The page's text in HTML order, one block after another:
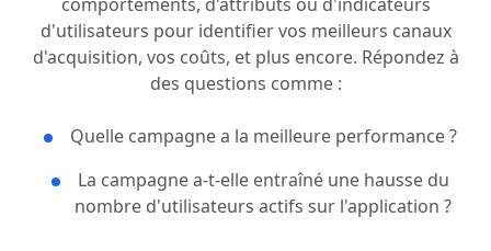
d'utilisateurs pour identifier vos meilleurs canaux
d'acquisition, vos coûts, et plus encore. Répondez à
des questions comme :
Quelle campagne a la meilleure performance ?
La campagne a-t-elle entraîné une hausse du
nombre d'utilisateurs actifs sur l'application ?